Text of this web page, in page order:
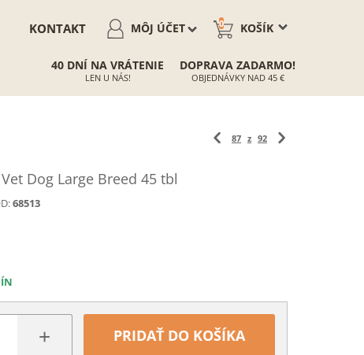
KOŠÍK
0
MÔJ ÚČET
KONTAKT
40 DNÍ NA VRÁTENIE
LEN U NÁS!
DOPRAVA ZADARMO!
OBJEDNÁVKY NAD 45 €
87 z 92
Dog Large Breed 45 tbl
68513
+ PRIDAŤ DO KOŠÍKA